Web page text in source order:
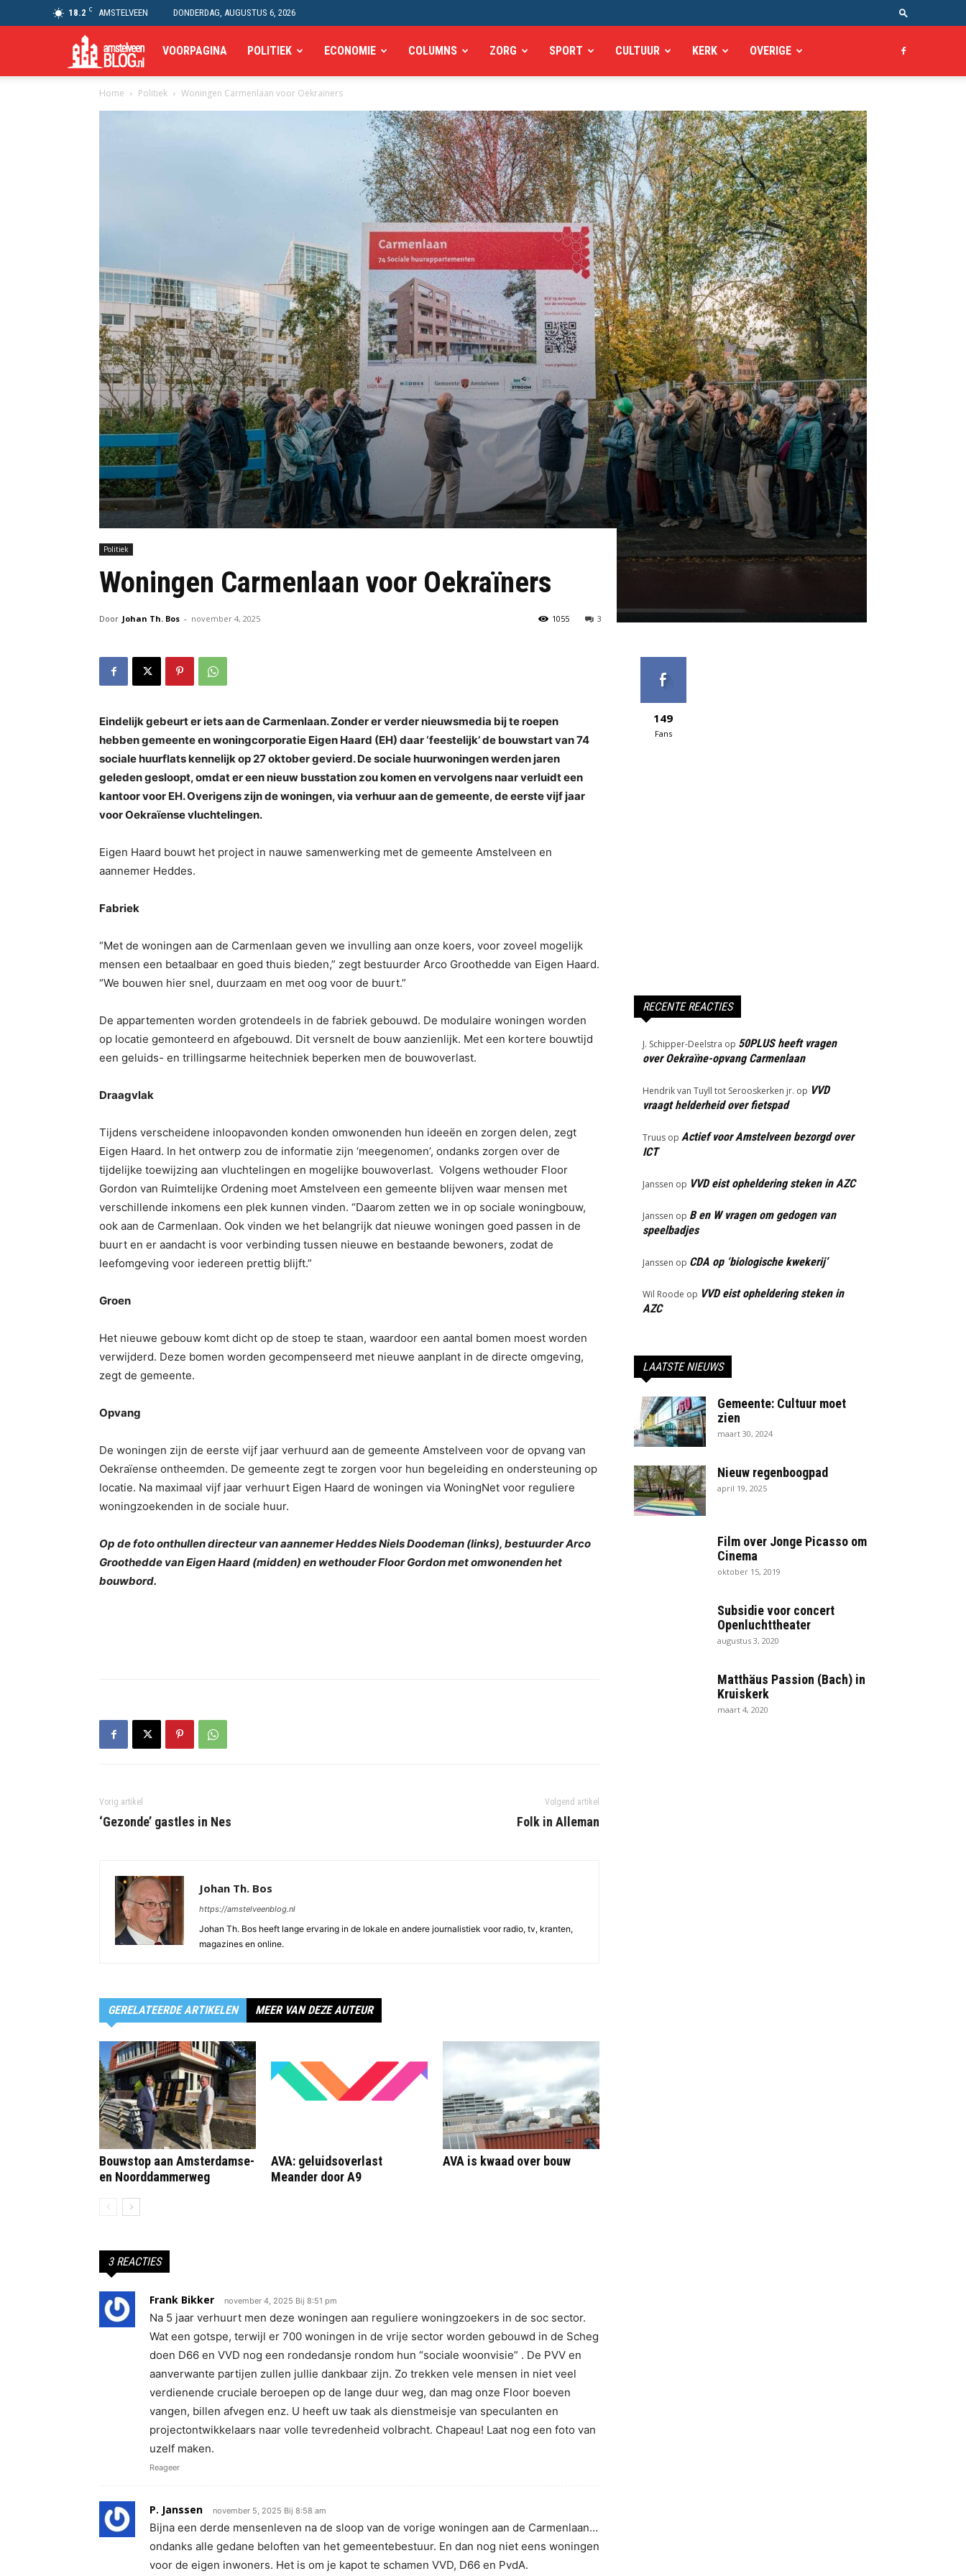
18.2 C AMSTELVEEN DONDERDAG, AUGUSTUS 6, 2026
Amstelveen
Blog
VOORPAGINA POLITIEK ECONOMIE COLUMNS ZORG SPORT CULTUUR KERK OVERIGE
Home Politiek Woningen Carmenlaan voor Oekraïners
Politiek
Woningen Carmenlaan voor Oekraïners
Door Johan Th. Bos - november 4, 2025 3
1055
Eindelijk gebeurt er iets aan de Carmenlaan. Zonder er verder nieuwsmedia bij te roepen
hebben gemeente en woningcorporatie Eigen Haard (EH) daar ‘feestelijk’ de bouwstart van 74
sociale huurflats kennelijk op 27 oktober gevierd. De sociale huurwoningen werden jaren
geleden gesloopt, omdat er een nieuw busstation zou komen en vervolgens naar verluidt een
kantoor voor EH. Overigens zijn de woningen, via verhuur aan de gemeente, de eerste vijf jaar
voorOekraïense vluchtelingen.
Eigen Haard bouwt het project in nauwe samenwerking met de gemeente Amstelveen en
aannemer Heddes.
Fabriek
“Met de woningen aan de Carmenlaan geven we invulling aan onze koers, voor zoveel mogelijk
mensen een betaalbaar en goed thuis bieden,” zegt bestuurder Arco Groothedde van Eigen Haard.
“We bouwen hier snel, duurzaam en met oog voor de buurt.”
De appartementen worden grotendeels in de fabriek gebouwd. De modulaire woningen worden
op locatie gemonteerd en afgebouwd. Dit versnelt de bouw aanzienlijk. Met een kortere bouwtijd
een geluids- en trillingsarme heitechniek beperken men de bouwoverlast.
Draagvlak
Tijdens verscheidene inloopavonden konden omwonenden hun ideeën en zorgen delen, zegt
Eigen Haard. In het ontwerp zou de informatie zijn ‘meegenomen’, ondanks zorgen over de
tijdelijke toewijzing aan vluchtelingen en mogelijke bouwoverlast. Volgens wethouder Floor
Gordon van Ruimtelijke Ordening moet Amstelveen een gemeente blijven waar mensen met
verschillende inkomens een plek kunnen vinden. “Daarom zetten we in op sociale woningbouw,
ook aan de Carmenlaan. Ook vinden we het belangrijk dat nieuwe woningen goed passen in de
buurt en er aandacht is voor verbinding tussen nieuwe en bestaande bewoners, zodat de
leefomgeving voor iedereen prettig blijft.”
Groen
Het nieuwe gebouw komt dicht op de stoep te staan, waardoor een aantal bomen moest worden
verwijderd. Deze bomen worden gecompenseerd met nieuwe aanplant in de directe omgeving,
zegt de gemeente.
Opvang
De woningen zijn de eerste vijf jaar verhuurd aan de gemeente Amstelveen voor de opvang van
Oekraïense ontheemden. De gemeente zegt te zorgen voor hun begeleiding en ondersteuning op
locatie. Na maximaal vijf jaar verhuurt Eigen Haard de woningen via WoningNet voor reguliere
woningzoekenden in de sociale huur.
Op de foto onthullen directeur van aannemer Heddes Niels Doodeman (links), bestuurder Arco
Groothedde van Eigen Haard (midden) en wethouder Floor Gordon met omwonenden het
bouwbord.
Vorig artikel
‘Gezonde’ gastles in Nes
Volgend artikel
Folk in Alleman
Johan Th. Bos
https://amstelveenblog.nl
Johan Th. Bos heeft lange ervaring in de lokale en andere journalistiek voor radio, tv, kranten,
magazines en online.
GERELATEERDE ARTIKELEN MEER VAN DEZE AUTEUR
Bouwstop aan Amsterdamse-
en Noorddammerweg
AVA: geluidsoverlast
Meander door A9
AVA is kwaad over bouw
3 REACTIES
Frank Bikker november 4, 2025 Bij 8:51 pm
Na 5 jaar verhuurt men deze woningen aan reguliere woningzoekers in de soc sector.
Wat een gotspe, terwijl er 700 woningen in de vrije sector worden gebouwd in de Scheg
doen D66 en VVD nog een rondedansje rondom hun “sociale woonvisie” . De PVV en
aanverwante partijen zullen jullie dankbaar zijn. Zo trekken vele mensen in niet veel
verdienende cruciale beroepen op de lange duur weg, dan mag onze Floor boeven
vangen, billen afvegen enz. U heeft uw taak als dienstmeisje van speculanten en
projectontwikkelaars naar volle tevredenheid volbracht. Chapeau! Laat nog een foto van
uzelf maken.
Reageer
P. Janssen november 5, 2025 Bij 8:58 am
Bijna een derde mensenleven na de sloop van de vorige woningen aan de Carmenlaan…
ondanks alle gedane beloften van het gemeentebestuur. En dan nog niet eens woningen
voor de eigen inwoners. Het is om je kapot te schamen VVD, D66 en PvdA.
149
Fans
RECENTE REACTIES
J. Schipper-Deelstra op 50PLUS heeft vragen
over Oekraïne-opvang Carmenlaan
Hendrik van Tuyll tot Serooskerken jr. op VVD
vraagt helderheid over fietspad
Truus op Actief voor Amstelveen bezorgd over
ICT
Janssen op VVD eist opheldering steken in AZC
Janssen op B en W vragen om gedogen van
speelbadjes
Janssen op CDA op ‘biologische kwekerij’
Wil Roode op VVD eist opheldering steken in
AZC
LAATSTE NIEUWS
Gemeente: Cultuur moet
zien
maart 30, 2024
Nieuw regenboogpad
april 19, 2025
Film over Jonge Picasso om
Cinema
oktober 15, 2019
Subsidie voor concert
Openluchttheater
augustus 3, 2020
Matthäus Passion (Bach) in
Kruiskerk
maart 4, 2020